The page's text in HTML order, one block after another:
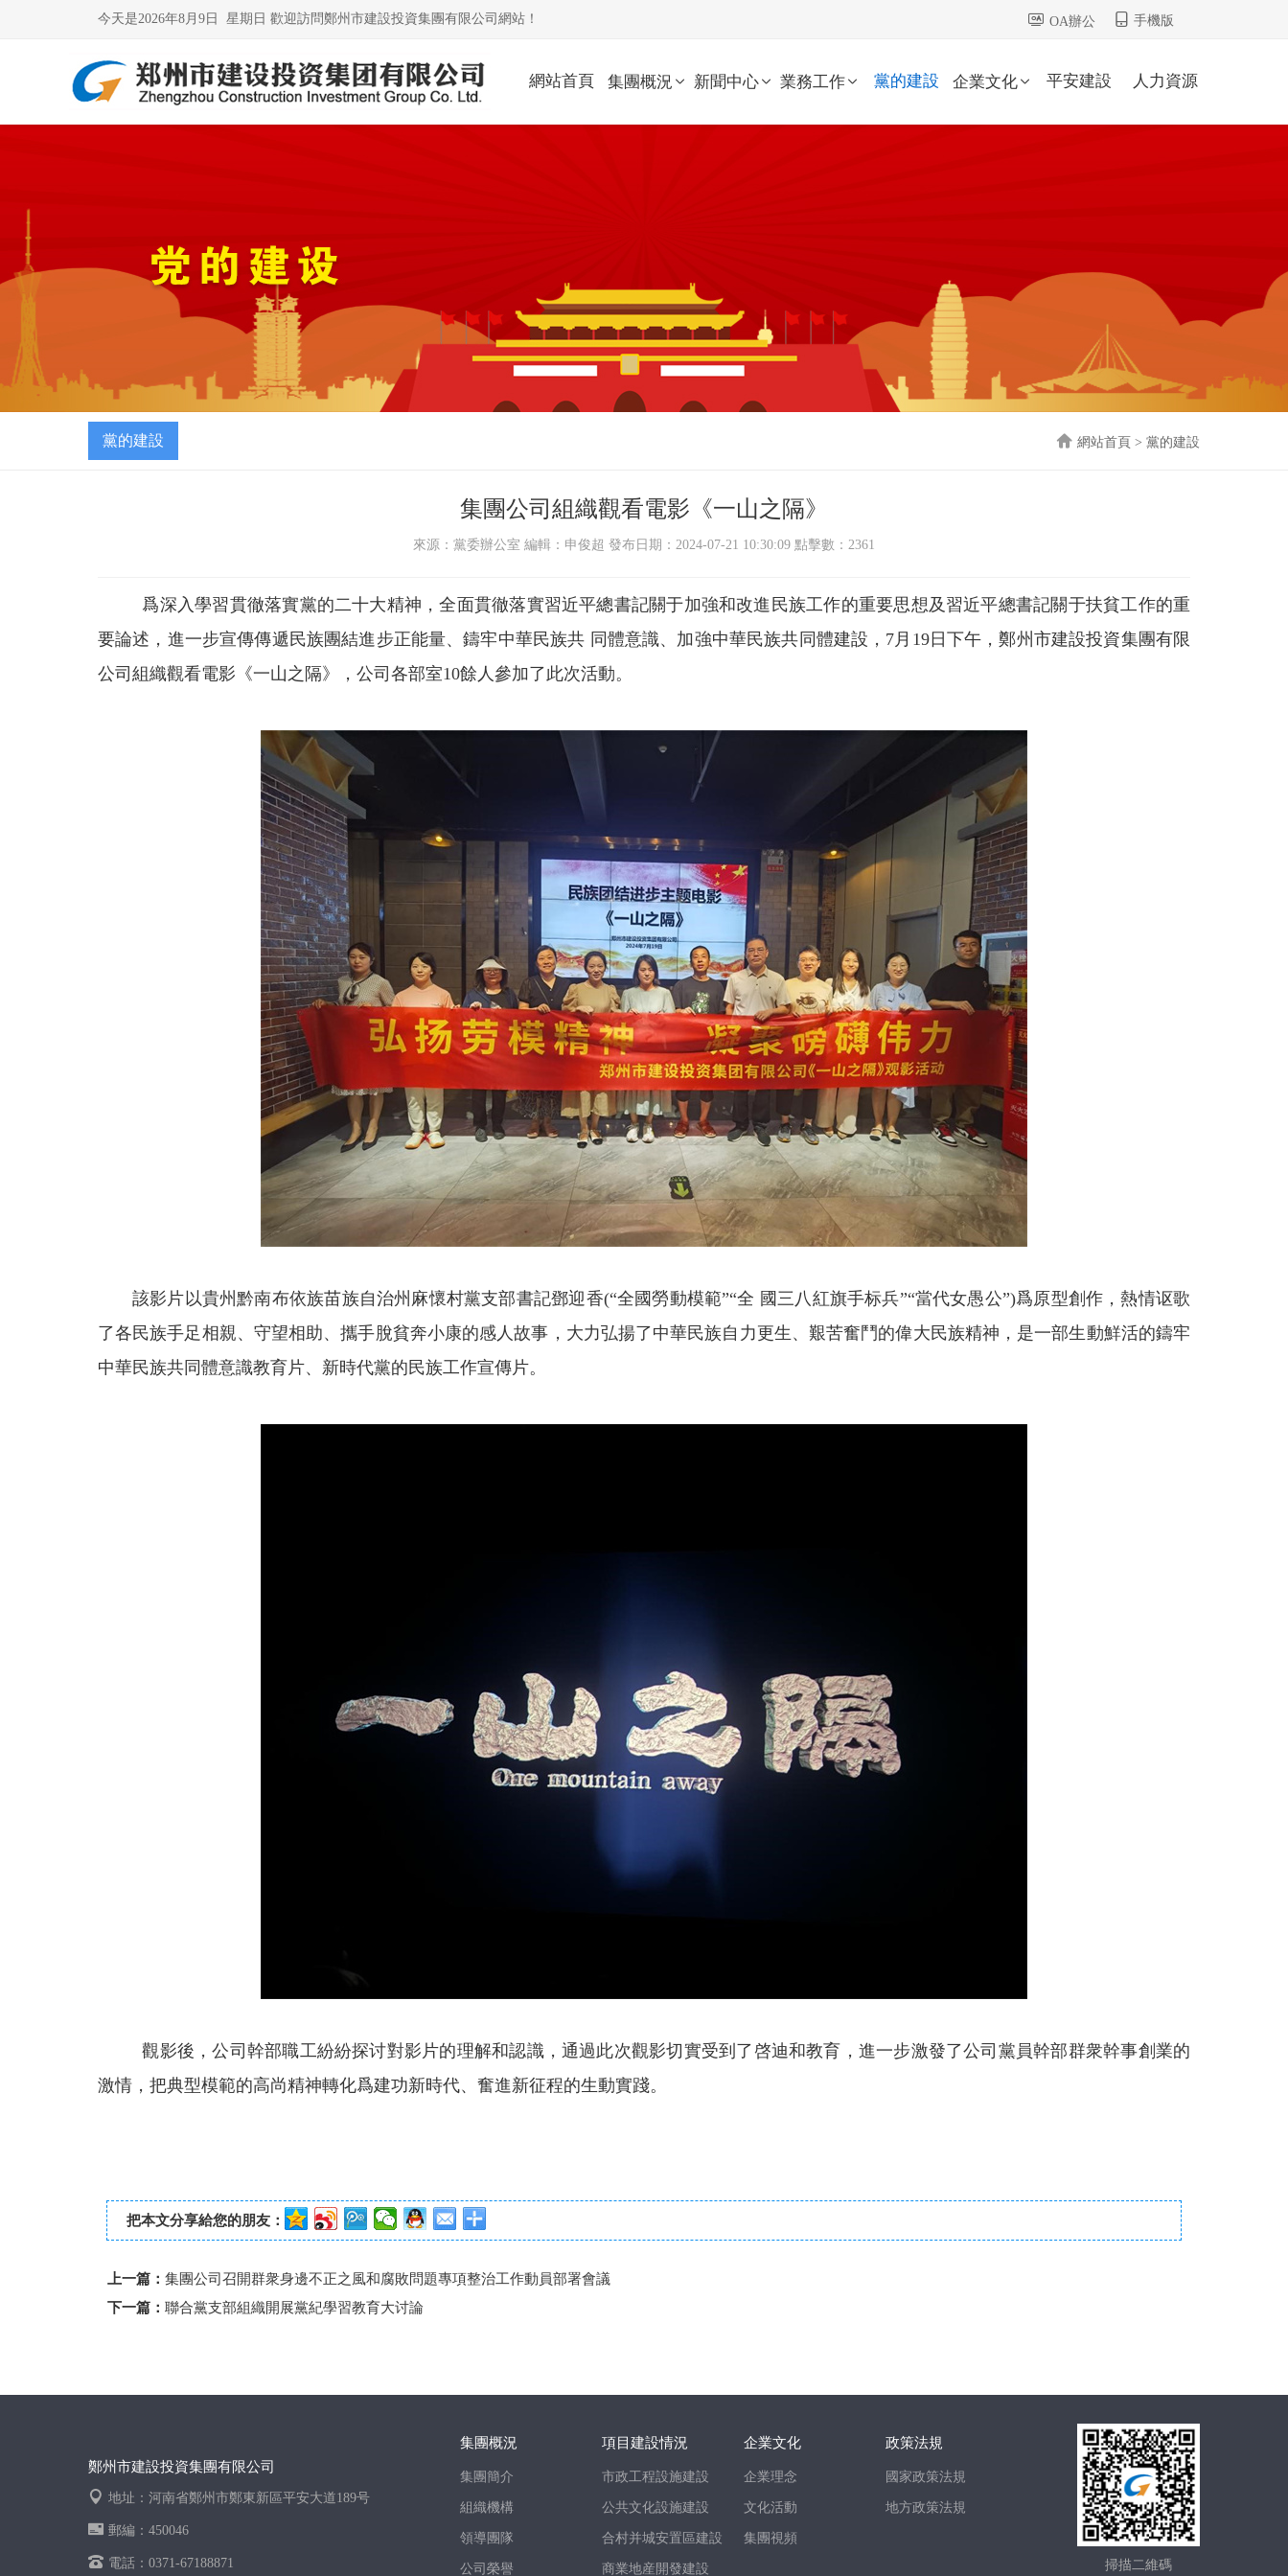
今天是2026年8月9日 星期日 歡迎訪問鄭州市建設投資集團有限公司網站！ OA辦公 手機版
網站首頁 集團概況 新聞中心 業務工作 黨的建設 企業文化 平安建設 人力資源
黨的建設 網站首頁 > 黨的建設
集團公司組織觀看電影《一山之隔》
來源：黨委辦公室 編輯：申俊超 發布日期：2024-07-21 10:30:09 點擊數：2361
爲深入學習貫徹落實黨的二十大精神，全面貫徹落實習近平總書記關于加強和改進民族工作的重要思想及習近平總書記關于扶貧工作的重
要論述，進一步宣傳傳遞民族團結進步正能量、鑄牢中華民族共 同體意識、加強中華民族共同體建設，7月19日下午，鄭州市建設投資集團有限
公司組織觀看電影《一山之隔》，公司各部室10餘人參加了此次活動。
該影片以貴州黔南布依族苗族自治州麻懷村黨支部書記鄧迎香(“全國勞動模範”“全 國三八紅旗手标兵”“當代女愚公”)爲原型創作，熱情讴歌
了各民族手足相親、守望相助、攜手脫貧奔小康的感人故事，大力弘揚了中華民族自力更生、艱苦奮鬥的偉大民族精神，是一部生動鮮活的鑄牢
中華民族共同體意識教育片、新時代黨的民族工作宣傳片。
觀影後，公司幹部職工紛紛探讨對影片的理解和認識，通過此次觀影切實受到了啓迪和教育，進一步激發了公司黨員幹部群衆幹事創業的
激情，把典型模範的高尚精神轉化爲建功新時代、奮進新征程的生動實踐。
把本文分享給您的朋友：
上一篇： 集團公司召開群衆身邊不正之風和腐敗問題專項整治工作動員部署會議
下一篇： 聯合黨支部組織開展黨紀學習教育大讨論
鄭州市建設投資集團有限公司
地址：河南省鄭州市鄭東新區平安大道189号
郵編：450046
電話：0371-67188871
集團概況
集團簡介
組織機構
領導團隊
公司榮譽
項目建設情況
市政工程設施建設
公共文化設施建設
合村并城安置區建設
商業地産開發建設
企業文化
企業理念
文化活動
集團視頻
政策法規
國家政策法規
地方政策法規
掃描二維碼